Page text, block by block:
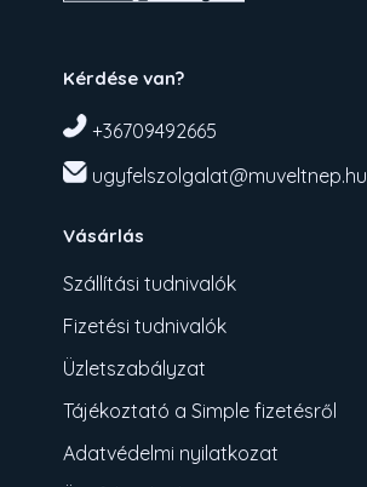
Kérdése van?
+36709492665
ugyfelszolgalat@muveltnep.hu
Vásárlás
Szállítási tudnivalók
Fizetési tudnivalók
Üzletszabályzat
Tájékoztató a Simple fizetésről
Adatvédelmi nyilatkozat